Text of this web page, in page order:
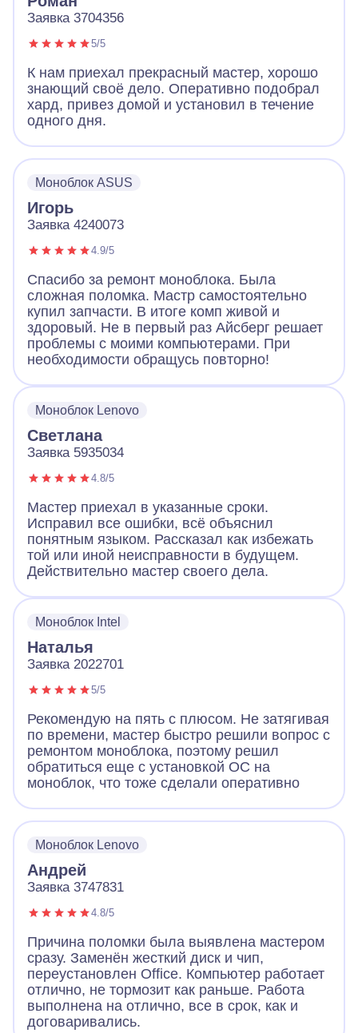
Заявка 3704356
5/5
К нам приехал прекрасный мастер, хорошо
знающий своё дело. Оперативно подобрал
хард, привез домой и установил в течение
одного дня.
Моноблок ASUS
Игорь
Заявка 4240073
4.9/5
Спасибо за ремонт моноблока. Была
сложная поломка. Мастр самостоятельно
купил запчасти. В итоге комп живой и
здоровый. Не в первый раз Айсберг решает
проблемы с моими компьютерами. При
необходимости обращусь повторно!
Моноблок Lenovo
Светлана
Заявка 5935034
4.8/5
Мастер приехал в указанные сроки.
Исправил все ошибки, всё объяснил
понятным языком. Рассказал как избежать
той или иной неисправности в будущем.
Действительно мастер своего дела.
Моноблок Intel
Наталья
Заявка 2022701
5/5
Рекомендую на пять с плюсом. Не затягивая
по времени, мастер быстро решили вопрос с
ремонтом моноблока, поэтому решил
обратиться еще с установкой ОС на
моноблок, что тоже сделали оперативно
Моноблок Lenovo
Андрей
Заявка 3747831
4.8/5
Причина поломки была выявлена мастером
сразу. Заменён жесткий диск и чип,
переустановлен Office. Компьютер работает
отлично, не тормозит как раньше. Работа
выполнена на отлично, все в срок, как и
договаривались.